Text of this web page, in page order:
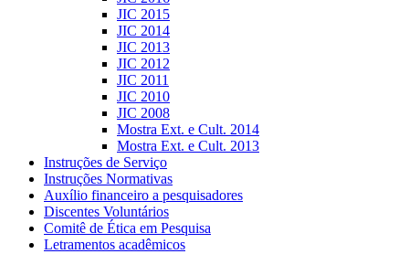
JIC 2015
JIC 2014
JIC 2013
JIC 2012
JIC 2011
JIC 2010
JIC 2008
Mostra Ext. e Cult. 2014
Mostra Ext. e Cult. 2013
Instruções de Serviço
Instruções Normativas
Auxílio financeiro a pesquisadores
Discentes Voluntários
Comitê de Ética em Pesquisa
Letramentos acadêmicos